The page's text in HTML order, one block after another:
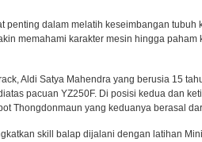
penting dalam melatih keseimbangan tubuh
memahami karakter mesin hingga
Aldi Satya Mahendra yang berusia 15
pacuan YZ250F. Di posisi kedua dan
Thongdonmaun yang keduanya berasal
skill balap dijalani dengan latihan